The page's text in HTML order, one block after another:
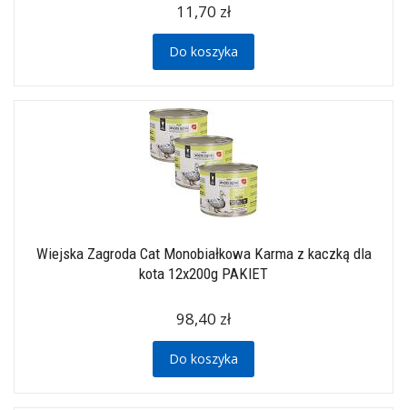
11,70 zł
Do koszyka
Wiejska Zagroda Cat Monobiałkowa Karma z kaczką dla
kota 12x200g PAKIET
98,40 zł
Do koszyka